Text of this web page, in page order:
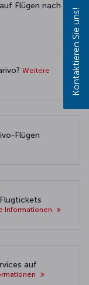
Flügen nach
Weitere
Flügen
Informationen
auf
Kontaktieren Sie uns!